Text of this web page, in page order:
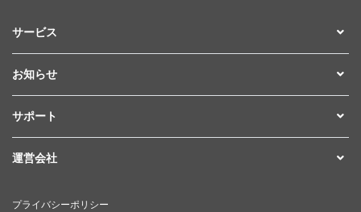
サービス
お知らせ
サポート
運営会社
プライバシーポリシー